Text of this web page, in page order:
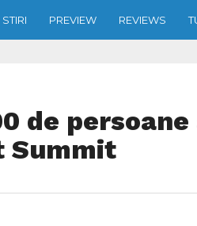
STIRI PREVIEW REVIEWS
de
Summit